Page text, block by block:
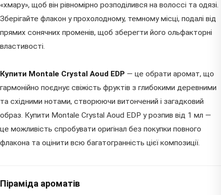
«хмару», щоб він рівномірно розподілився на волоссі та одязі.
Зберігайте флакон у прохолодному, темному місці, подалі від
прямих сонячних променів, щоб зберегти його ольфакторні
властивості.
Купити Montale Crystal Aoud EDP — це обрати аромат, що
гармонійно поєднує свіжість фруктів з глибокими деревними
та східними нотами, створюючи витончений і загадковий
образ. Купити Montale Crystal Aoud EDP у розпив від 1 мл —
це можливість спробувати оригінал без покупки повного
флакона та оцінити всю багатогранність цієї композиції.
Піраміда ароматів